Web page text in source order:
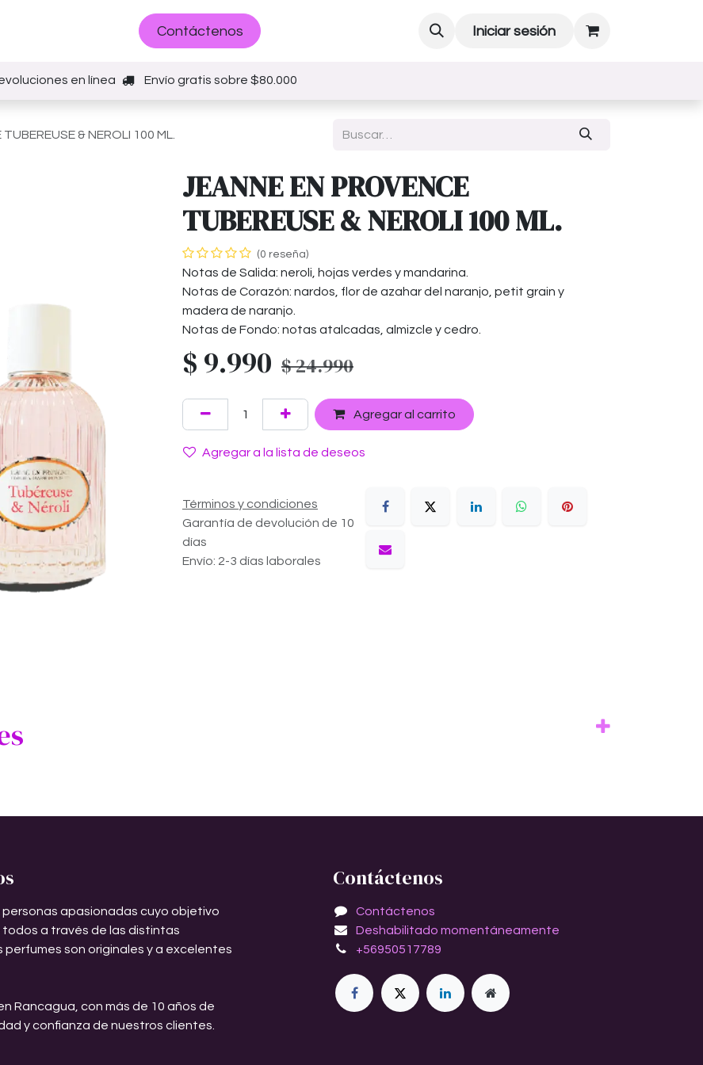
Contáctenos Iniciar sesión
en línea Envío gratis sobre $80.000
& NEROLI 100 ML.
JEANNE EN PROVENCE
TUBEREUSE & NEROLI 100 ML.
(0 reseña)
Notas de Salida: neroli, hojas verdes y mandarina.
Notas de Corazón: nardos, flor de azahar del naranjo, petit grain y
madera de naranjo.
Notas de Fondo: notas atalcadas, almizcle y cedro.
$ 9.990 $24.990
Agregar al carrito
Agregar a la lista de deseos
Términos y condiciones
Garantía de devolución de 10
días
Envío: 2-3 días laborales
personas apasionadas cuyo objetivo
todos a través de las distintas
perfumes son originales y a excelentes
Rancagua, con más de 10 años de
y confianza de nuestros clientes.
Contáctenos
Contáctenos
Deshabilitado momentáneamente
+56950517789